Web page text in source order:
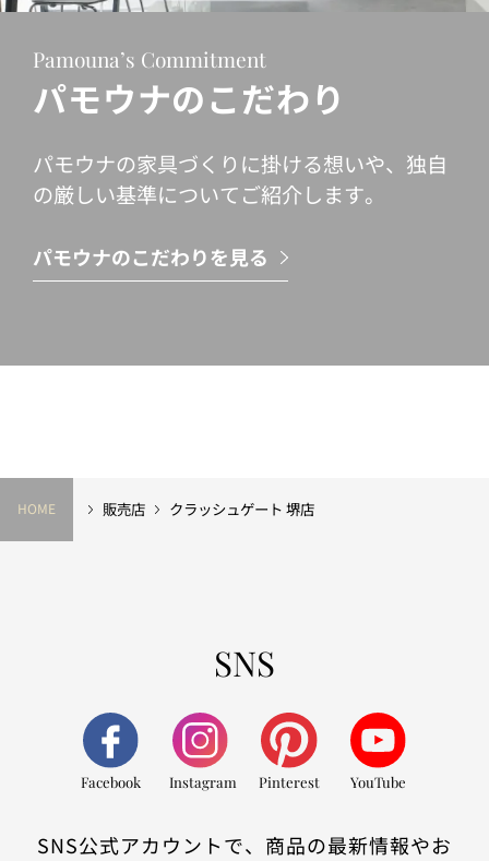
Pamouna’s Commitment
パモウナのこだわり
パモウナの家具づくりに掛ける想いや、独自
の厳しい基準についてご紹介します。
パモウナのこだわりを見る
HOME 販売店 クラッシュゲート 堺店
SNS
Facebook Instagram Pinterest YouTube
SNS公式アカウントで、商品の最新情報やお